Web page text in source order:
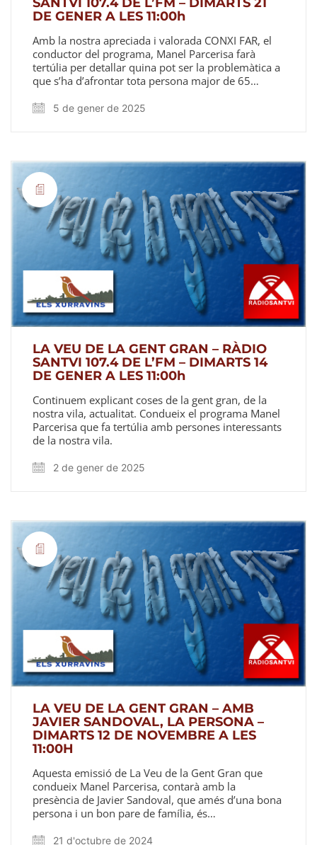
DE GENER A LES 11:00h
Amb la nostra apreciada i valorada CONXI FAR, el
conductor del programa, Manel Parcerisa farà
tertúlia per detallar quina pot ser la problemàtica a
que s’ha d’afrontar tota persona major de 65…
5 de gener de 2025
LA VEU DE LA GENT GRAN – RÀDIO
SANTVI 107.4 DE L’FM – DIMARTS 14
DE GENER A LES 11:00h
Continuem explicant coses de la gent gran, de la
nostra vila, actualitat. Condueix el programa Manel
Parcerisa que fa tertúlia amb persones interessants
de la nostra vila.
2 de gener de 2025
LA VEU DE LA GENT GRAN – AMB
JAVIER SANDOVAL, LA PERSONA –
DIMARTS 12 DE NOVEMBRE A LES
11:00H
Aquesta emissió de La Veu de la Gent Gran que
condueix Manel Parcerisa, contarà amb la
presència de Javier Sandoval, que amés d’una bona
persona i un bon pare de família, és…
21 d'octubre de 2024